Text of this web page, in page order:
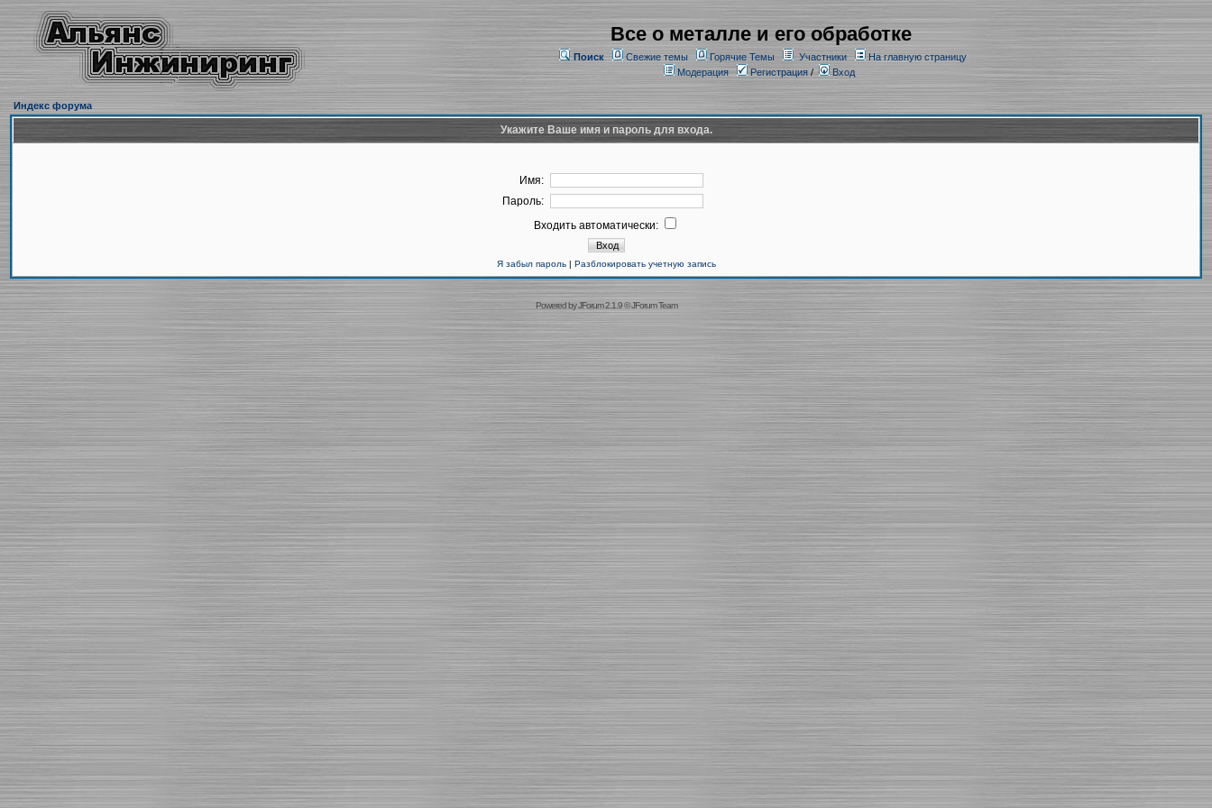
Все о металле и его обработке
Поиск Свежие темы Горячие Темы Участники
На главную страницу
Модерация
Регистрация/ Вход
Индекс форума
Укажите Ваше имя и пароль для входа.
Имя:
Пароль:
Входить автоматически:
Я забыл пароль| Разблокировать учетную запись
Powered byJForum 2.1.9©JForum Team